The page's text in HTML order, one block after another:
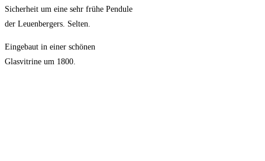
Sicherheit um eine sehr frühe Pendule
der Leuenbergers. Selten.
Eingebaut in einer schönen
Glasvitrine um 1800.